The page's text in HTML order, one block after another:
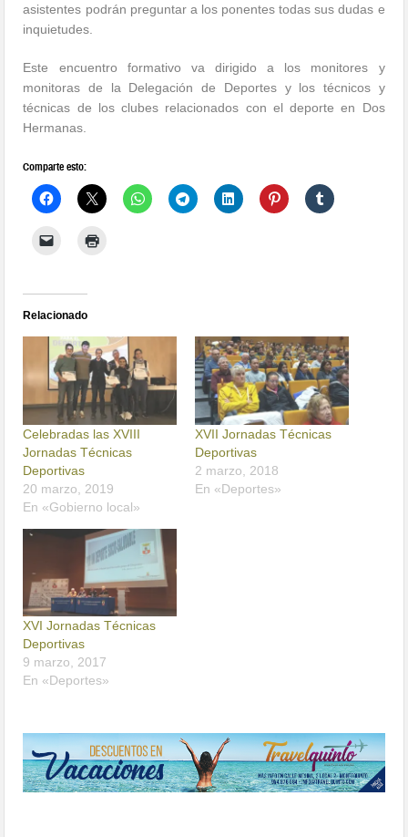
asistentes podrán preguntar a los ponentes todas sus dudas e
inquietudes.
Este encuentro formativo va dirigido a los monitores y
monitoras de la Delegación de Deportes y los técnicos y
técnicas de los clubes relacionados con el deporte en Dos
Hermanas.
Comparte esto:
Relacionado
Celebradas las XVIII
Jornadas Técnicas
Deportivas
20 marzo, 2019
En «Gobierno local»
XVII Jornadas Técnicas
Deportivas
2 marzo, 2018
En «Deportes»
XVI Jornadas Técnicas
Deportivas
9 marzo, 2017
En «Deportes»